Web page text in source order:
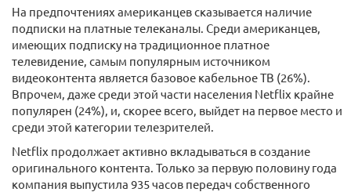
На предпочтениях американцев сказывается наличие
подписки на платные телеканалы. Среди американцев,
имеющих подписку на традиционное платное
телевидение, самым популярным источником
видеоконтента является базовое кабельное ТВ (26%).
Впрочем, даже среди этой части населения Netflix крайне
популярен (24%), и, скорее всего, выйдет на первое место и
среди этой категории телезрителей.
Netflix продолжает активно вкладываться в создание
оригинального контента. Только за первую половину года
компания выпустила 935 часов передач собственного